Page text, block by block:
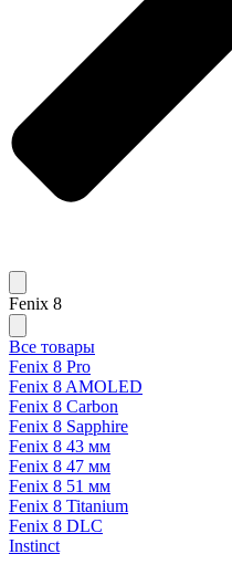
Fenix 8
Все товары
Fenix 8 Pro
Fenix 8 AMOLED
Fenix 8 Carbon
Fenix 8 Sapphire
Fenix 8 43 мм
Fenix 8 47 мм
Fenix 8 51 мм
Fenix 8 Titanium
Fenix 8 DLC
Instinct